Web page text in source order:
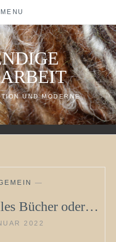
MENU
UND MODERNE
—
Bücher oder…
2022